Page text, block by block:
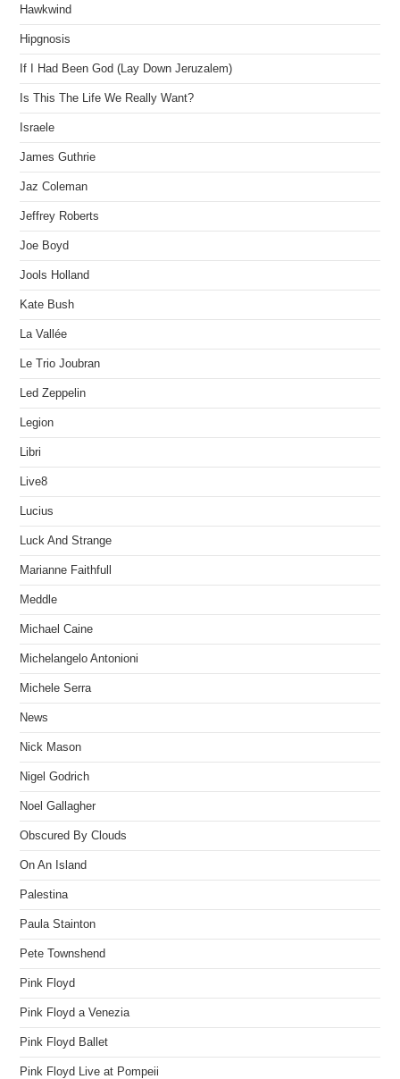
Hawkwind
Hipgnosis
If I Had Been God (Lay Down Jeruzalem)
Is This The Life We Really Want?
Israele
James Guthrie
Jaz Coleman
Jeffrey Roberts
Joe Boyd
Jools Holland
Kate Bush
La Vallée
Le Trio Joubran
Led Zeppelin
Legion
Libri
Live8
Lucius
Luck And Strange
Marianne Faithfull
Meddle
Michael Caine
Michelangelo Antonioni
Michele Serra
News
Nick Mason
Nigel Godrich
Noel Gallagher
Obscured By Clouds
On An Island
Palestina
Paula Stainton
Pete Townshend
Pink Floyd
Pink Floyd a Venezia
Pink Floyd Ballet
Pink Floyd Live at Pompeii